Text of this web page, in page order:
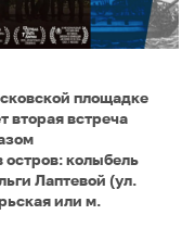
площадке
вторая встреча
колыбель
Лаптевой (ул.
или м.